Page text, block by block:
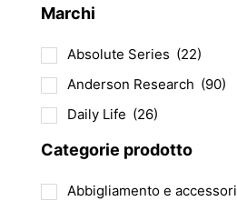
Marchi
Absolute Series (22)
Anderson Research (90)
Daily Life (26)
Categorie prodotto
Abbigliamento e accessori